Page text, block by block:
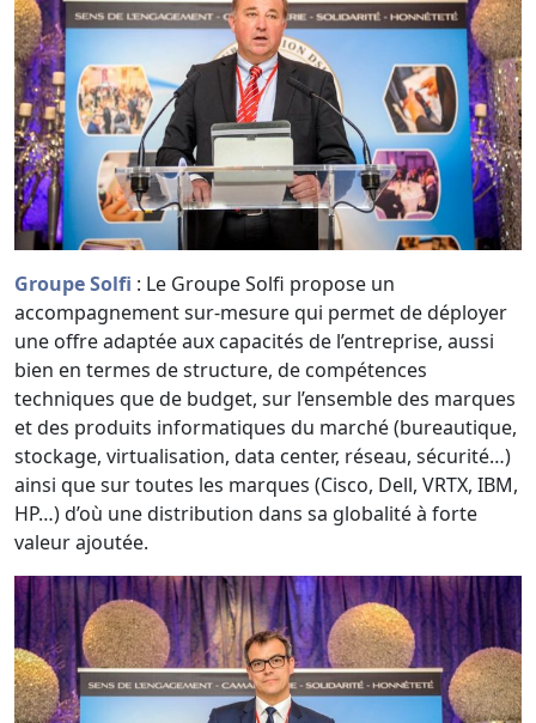
Groupe Solfi : Le Groupe Solfi propose un
accompagnement sur-mesure qui permet de déployer
une offre adaptée aux capacités de l’entreprise, aussi
bien en termes de structure, de compétences
techniques que de budget, sur l’ensemble des marques
et des produits informatiques du marché (bureautique,
stockage, virtualisation, data center, réseau, sécurité…)
ainsi que sur toutes les marques (Cisco, Dell, VRTX, IBM,
HP…) d’où une distribution dans sa globalité à forte
valeur ajoutée.